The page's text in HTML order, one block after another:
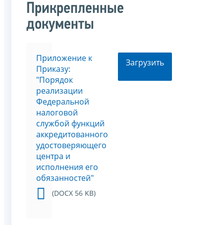
Прикрепленные
документы
Приложение к
Приказу:
"Порядок
реализации
Федеральной
налоговой
службой функций
аккредитованного
удостоверяющего
центра и
исполнения его
обязанностей"
(DOCX 56 KB)
Загрузить